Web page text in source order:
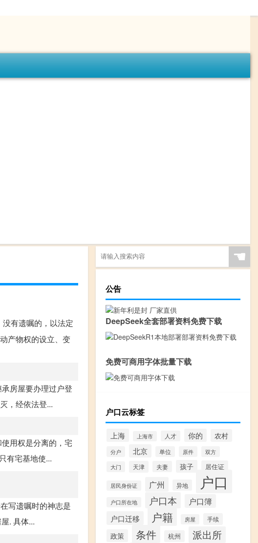
有遗嘱的，以法定
产物权的设立、变
房屋要办理过户登
，经依法登...
用权是分离的，宅
有宅基地使...
写遗嘱时的神志是
. 具体...
☚
公告
DeepSeek全套部署资料免费下载
免费可商用字体批量下载
户口云标签
上海 上海市 人才 你的 农村
分户 北京 单位 原件
双方
大门
天津 夫妻 孩子 居住证
居民身份证 广州 异地 户口
户口所在地 户口本
户口簿
户口迁移
户籍 房屋 手续
政策 条件 杭州 派出所